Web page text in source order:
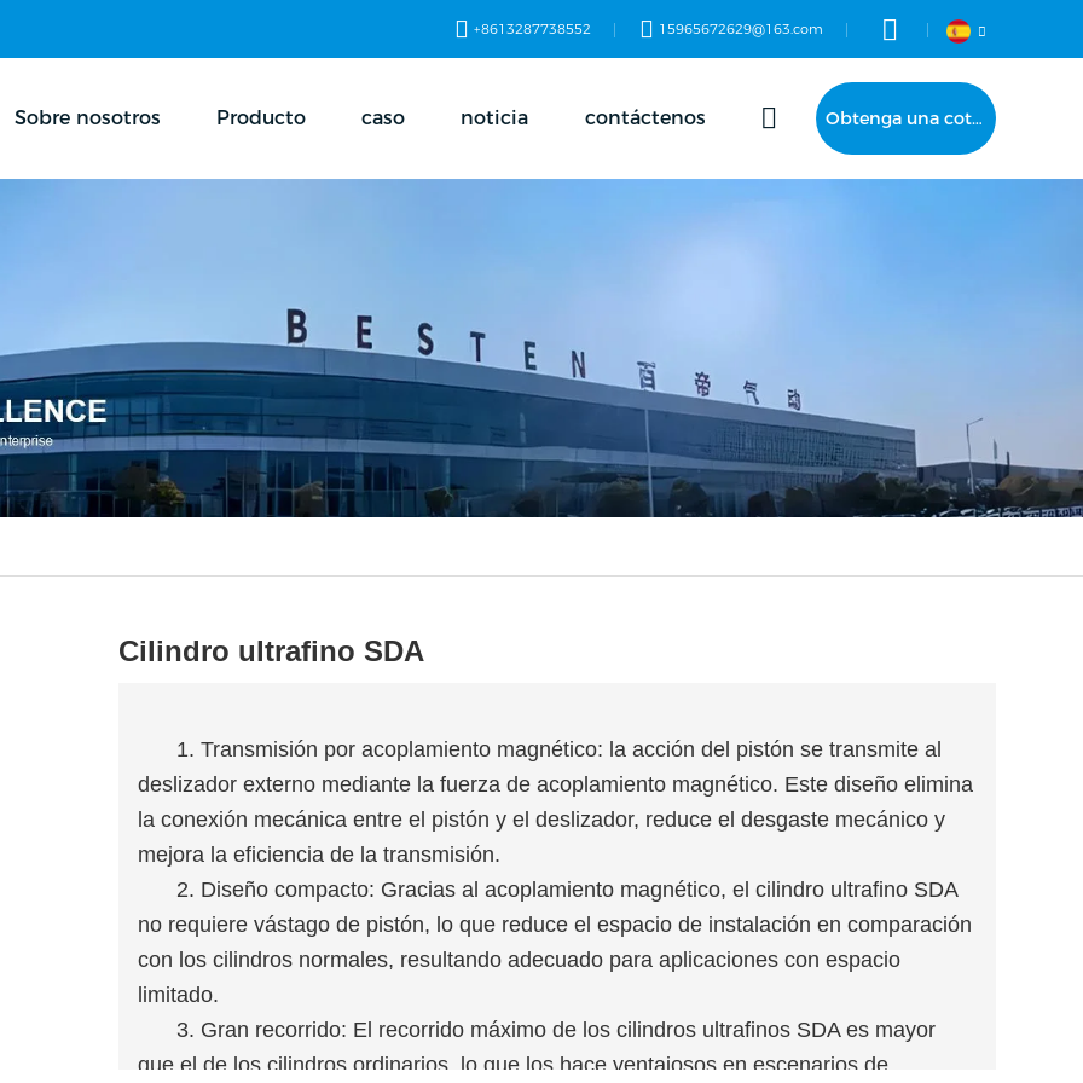
+8613287738552 15965672629@163.com
Sobre nosotros Producto caso noticia contáctenos Obtenga una cotización
Cilindro ultrafino SDA
1. Transmisión por acoplamiento magnético: la acción del pistón se transmite al
deslizador externo mediante la fuerza de acoplamiento magnético. Este diseño elimina
la conexión mecánica entre el pistón y el deslizador, reduce el desgaste mecánico y
mejora la eficiencia de la transmisión.
2. Diseño compacto: Gracias al acoplamiento magnético, el cilindro ultrafino SDA
no requiere vástago de pistón, lo que reduce el espacio de instalación en comparación
con los cilindros normales, resultando adecuado para aplicaciones con espacio
limitado.
3. Gran recorrido: El recorrido máximo de los cilindros ultrafinos SDA es mayor
que el de los cilindros ordinarios, lo que los hace ventajosos en escenarios de